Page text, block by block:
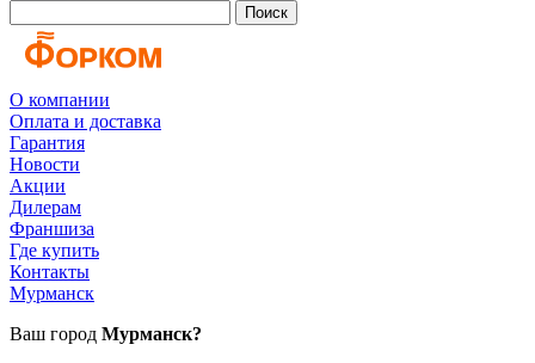
Поиск
О компании
Оплата и доставка
Гарантия
Новости
Акции
Дилерам
Франшиза
Где купить
Контакты
Мурманск
Ваш город Мурманск?